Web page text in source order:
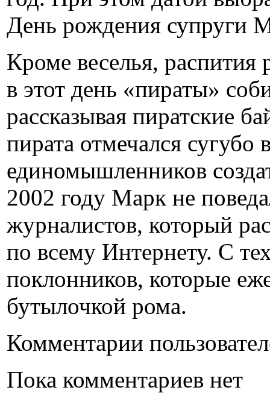
День рождения супруги
Кроме веселья, распития
в этот день «пираты»
рассказывая пиратские
пирата отмечался сугубо
единомышленников
2002 году Марк не
журналистов, который
по всему Интернету. С
поклонников, которые
бутылочкой рома.
Комментарии
Пока комментариев нет